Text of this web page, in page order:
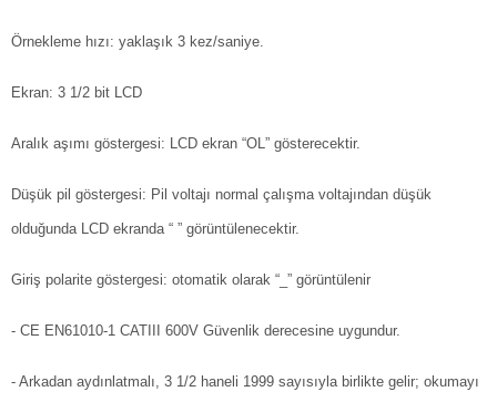
Örnekleme hızı: yaklaşık 3 kez/saniye.
Ekran: 3 1/2 bit LCD
Aralık aşımı göstergesi: LCD ekran “OL” gösterecektir.
Düşük pil göstergesi: Pil voltajı normal çalışma voltajından düşük
olduğunda LCD ekranda “ ” görüntülenecektir.
Giriş polarite göstergesi: otomatik olarak “_” görüntülenir
- CE EN61010-1 CATIII 600V Güvenlik derecesine uygundur.
- Arkadan aydınlatmalı, 3 1/2 haneli 1999 sayısıyla birlikte gelir; okumayı